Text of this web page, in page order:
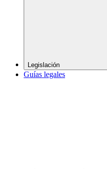
Legislación
Guías legales